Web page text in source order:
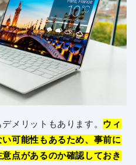
メリットもあります。 ウィ
可能性もあるため、事前に
点があるのか確認しておき